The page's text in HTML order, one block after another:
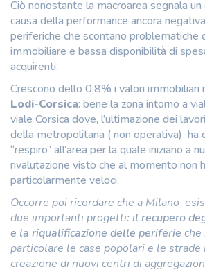
Ciò nonostante la macroarea segnala un
causa della performance ancora
periferiche che scontano problematiche
immobiliare e bassa disponibilità di
acquirenti.
Crescono dello 0,8% i valori immobiliari
Lodi-Corsica: bene la zona intorno a
viale Corsica dove, l’ultimazione dei
della metropolitana ( non operativa) ha
“respiro” all’area per la quale iniziano a
rivalutazione visto che al momento non
particolarmente veloci.
Occorre poi ricordare che a Milano
due importanti progetti: il recupero
e la riqualificazione delle periferie che
particolare le case popolari e le strade
creazione di nuovi centri di